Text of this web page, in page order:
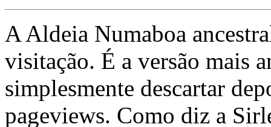
A Aldeia Numaboa
visitação. É a versão mais
simplesmente descartar
pageviews. Como diz a